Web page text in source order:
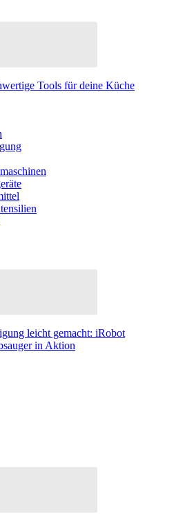
Tools für deine Küche
leicht gemacht: iRobot
in Aktion